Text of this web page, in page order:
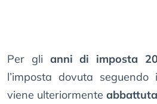
Per gli anni di imposta
l’imposta dovuta
viene ulteriormente